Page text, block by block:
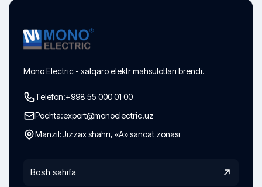
Mono Electric - xalqaro elektr mahsulotlari brendi.
Telefon:+998 55 000 01 00
Pochta:export@monoelectric.uz
Manzil:Jizzax shahri, «A» sanoat zonasi
Bosh sahifa